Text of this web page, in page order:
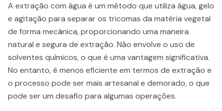
A extração com água é um método que utiliza água, gelo
e agitação para separar os tricomas da matéria vegetal
de forma mecânica, proporcionando uma maneira
natural e segura de extração. Não envolve o uso de
solventes químicos, o que é uma vantagem significativa.
No entanto, é menos eficiente em termos de extração e
o processo pode ser mais artesanal e demorado, o que
pode ser um desafio para algumas operações.